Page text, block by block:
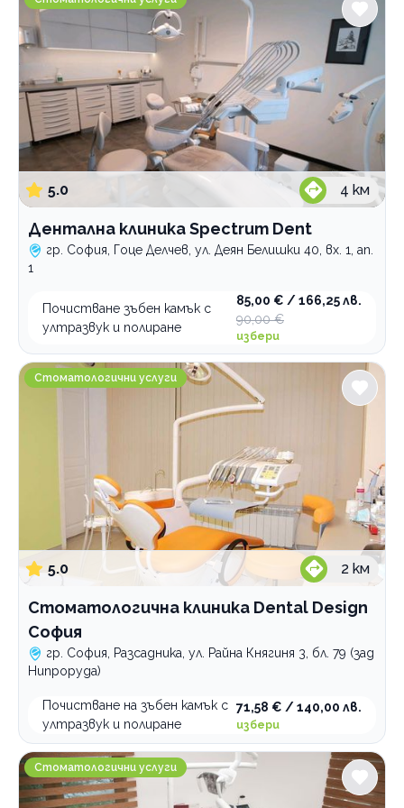
5.0 4 км
Дентална клиника Spectrum Dent
гр. София, Гоце Делчев, ул. Деян Белишки 40, вх. 1, ап.
1
Почистване зъбен камък с
ултразвук и полиране
85,00 € / 166,25 лв.
90,00 €
избери
Стоматологична клиника Dental Design София
Стоматологични услуги
5.0 2 км
Стоматологична клиника Dental Design
София
гр. София, Разсадника, ул. Райна Княгиня 3, бл. 79 (зад
Нипроруда)
Почистване на зъбен камък с
ултразвук и полиране
71,58 € / 140,00 лв.
избери
Стоматологична клиника Доктор Валентин
Стоматологични услуги
Интравенозни терапии
Логопедични услуги
Имплантолог
Холистична и алтернативна медицина
Лаборатории
Медицински услуги
Рехабилитация
Стоматологични услуги